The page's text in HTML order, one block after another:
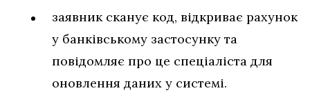
заявник сканує код, відкриває рахунок
у банківському застосунку та
повідомляє про це спеціаліста для
оновлення даних у системі.